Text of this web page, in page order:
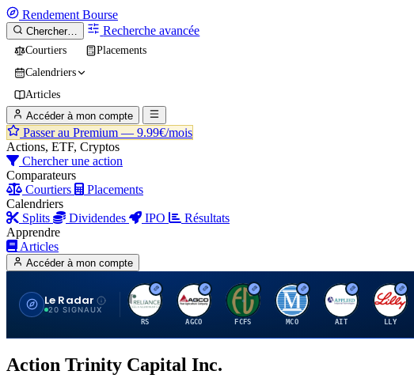
Rendement Bourse
Chercher… Recherche avancée
Courtiers
Placements
Calendriers
Articles
Accéder à mon compte
Passer au Premium — 9.99€/mois
Actions, ETF, Cryptos
Chercher une action
Comparateurs
Courtiers
Placements
Calendriers
Splits
Dividendes IPO
Résultats
Apprendre
Articles
Accéder à mon compte
Le Radar
20 SIGNAUX
R
RS
A
AGCO
F
FCFS
M
MCO
A
AIT
E
LLY
Action Trinity Capital Inc.